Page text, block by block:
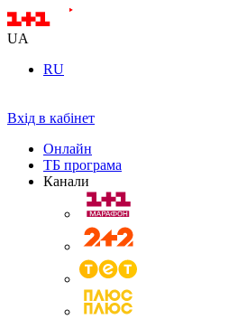
UA
RU
Вхід в кабінет
Онлайн
ТБ програма
Канали